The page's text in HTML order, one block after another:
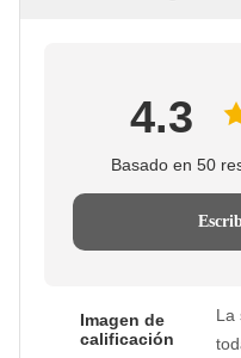
4.3
Basado en 50
Imagen de
calificación
La